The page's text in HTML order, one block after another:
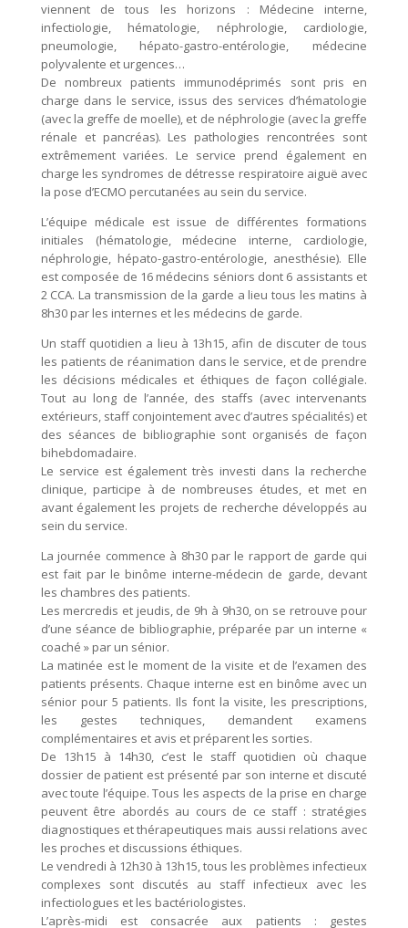
viennent de tous les horizons : Médecine interne,
infectiologie, hématologie, néphrologie, cardiologie,
pneumologie, hépato-gastro-entérologie, médecine
polyvalente et urgences…
De nombreux patients immunodéprimés sont pris en
charge dans le service, issus des services d’hématologie
(avec la greffe de moelle), et de néphrologie (avec la greffe
rénale et pancréas). Les pathologies rencontrées sont
extrêmement variées. Le service prend également en
charge les syndromes de détresse respiratoire aiguë avec
la pose d’ECMO percutanées au sein du service.
L’équipe médicale est issue de différentes formations
initiales (hématologie, médecine interne, cardiologie,
néphrologie, hépato-gastro-entérologie, anesthésie). Elle
est composée de 16 médecins séniors dont 6 assistants et
2 CCA. La transmission de la garde a lieu tous les matins à
8h30 par les internes et les médecins de garde.
Un staff quotidien a lieu à 13h15, afin de discuter de tous
les patients de réanimation dans le service, et de prendre
les décisions médicales et éthiques de façon collégiale.
Tout au long de l’année, des staffs (avec intervenants
extérieurs, staff conjointement avec d’autres spécialités) et
des séances de bibliographie sont organisés de façon
bihebdomadaire.
Le service est également très investi dans la recherche
clinique, participe à de nombreuses études, et met en
avant également les projets de recherche développés au
sein du service.
La journée commence à 8h30 par le rapport de garde qui
est fait par le binôme interne-médecin de garde, devant
les chambres des patients.
Les mercredis et jeudis, de 9h à 9h30, on se retrouve pour
d’une séance de bibliographie, préparée par un interne «
coaché » par un sénior.
La matinée est le moment de la visite et de l’examen des
patients présents. Chaque interne est en binôme avec un
sénior pour 5 patients. Ils font la visite, les prescriptions,
les gestes techniques, demandent examens
complémentaires et avis et préparent les sorties.
De 13h15 à 14h30, c’est le staff quotidien où chaque
dossier de patient est présenté par son interne et discuté
avec toute l’équipe. Tous les aspects de la prise en charge
peuvent être abordés au cours de ce staff : stratégies
diagnostiques et thérapeutiques mais aussi relations avec
les proches et discussions éthiques.
Le vendredi à 12h30 à 13h15, tous les problèmes infectieux
complexes sont discutés au staff infectieux avec les
infectiologues et les bactériologistes.
L’après-midi est consacrée aux patients : gestes